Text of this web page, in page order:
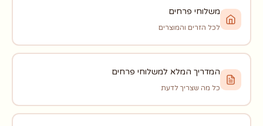
משלוחי פרחים
לכל הזרים והמוצרים
המדריך המלא למשלוחי פרחים
כל מה שצריך לדעת